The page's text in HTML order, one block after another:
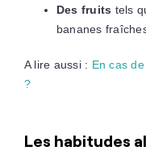
Des fruits tels
bananes
A lire aussi : En cas
?
Les habitudes